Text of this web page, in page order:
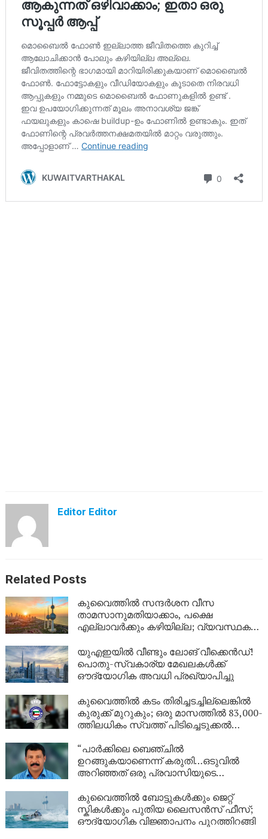
Editor Editor
Related Posts
കുവൈത്തിൽ സന്ദർശന വീസ
താമസാനുമതിയാക്കാം, പക്ഷെ
എല്ലാവർക്കും കഴിയില്ല; വ്യവസ്ഥകൾ
യുഎഇയിൽ വീണ്ടും ലോങ് വീക്കെൻഡ്!
പൊതു-സ്വകാര്യ മേഖലകൾക്ക്
ഔദ്യോഗിക അവധി പ്രഖ്യാപിച്ചു
കുവൈത്തിൽ കടം തിരിച്ചടച്ചില്ലെങ്കിൽ
കുരുക്ക് മുറുകും; ഒരു മാസത്തിൽ 83,000-
ത്തിലധികം സ്വത്ത് പിടിച്ചെടുക്കൽ
“പാർക്കിലെ ബെഞ്ചിൽ
ഉറങ്ങുകയാണെന്ന് കരുതി…ഒടുവിൽ
അറിഞ്ഞത് ഒരു പ്രവാസിയുടെ
യുഎഇയിലെ തെരുവിൽ; ‘വാപ്പയെ
കാണണം’ എന്ന് കണ്ണീരോടെ മകൾ
കുവൈത്തിൽ ബോട്ടുകൾക്കും ജെറ്റ്
സ്കികൾക്കും പുതിയ ലൈസൻസ് ഫീസ്;
ഔദ്യോഗിക വിജ്ഞാപനം പുറത്തിറങ്ങി